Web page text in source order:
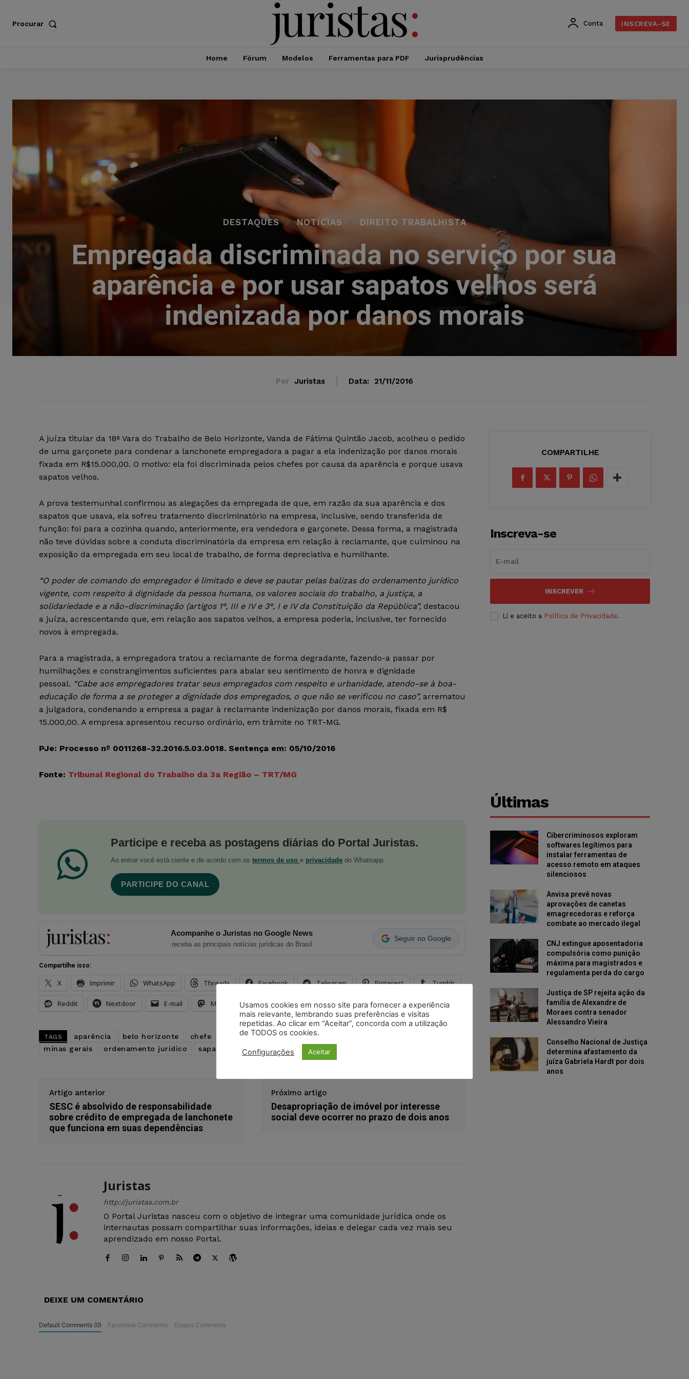
Procurar Conta INSCREVA-SE
Home Fórum Modelos Ferramentas para PDF Jurisprudências
DESTAQUES NOTÍCIAS DIREITO TRABALHISTA
Empregada discriminada no serviço por sua
aparência e por usar sapatos velhos será
indenizada por danos morais
Por Juristas Data: 21/11/2016
A juíza titular da 18ª Vara do Trabalho de Belo Horizonte, Vanda de Fátima Quintão Jacob, acolheu o pedido
de uma garçonete para condenar a lanchonete empregadora a pagar a ela indenização por danos morais
fixada em R$15.000,00. O motivo: ela foi discriminada pelos chefes por causa da aparência e porque usava
sapatos velhos.
A prova testemunhal confirmou as alegações da empregada de que, em razão da sua aparência e dos
sapatos que usava, ela sofreu tratamento discriminatório na empresa, inclusive, sendo transferida de
função: foi para a cozinha quando, anteriormente, era vendedora e garçonete. Dessa forma, a magistrada
não teve dúvidas sobre a conduta discriminatória da empresa em relação à reclamante, que culminou na
exposição da empregada em seu local de trabalho, de forma depreciativa e humilhante.
“O poder de comando do empregador é limitado e deve se pautar pelas balizas do ordenamento jurídico
vigente, com respeito à dignidade da pessoa humana, os valores sociais do trabalho, a justiça, a
solidariedade e a não-discriminação (artigos 1°, III e IV e 3°, I e IV da Constituição da República”, destacou
a juíza, acrescentando que, em relação aos sapatos velhos, a empresa poderia, inclusive, ter fornecido
novos à empregada.
Para a magistrada, a empregadora tratou a reclamante de forma degradante, fazendo-a passar por
humilhações e constrangimentos suficientes para abalar seu sentimento de honra e dignidade
pessoal. “Cabe aos empregadores tratar seus empregados com respeito e urbanidade, atendo-se à boa-
educação de forma a se proteger a dignidade dos empregados, o que não se verificou no caso”, arrematou
a julgadora, condenando a empresa a pagar à reclamante indenização por danos morais, fixada em R$
15.000,00. A empresa apresentou recurso ordinário, em trâmite no TRT-MG.
PJe: Processo nº 0011268-32.2016.5.03.0018. Sentença em: 05/10/2016
Fonte: Tribunal Regional do Trabalho da 3a Região – TRT/MG
Participe e receba as postagens diárias do Portal Juristas.
Ao entrar você está ciente e de acordo com os termos de uso e privacidade do Whatsapp.
PARTICIPE DO CANAL
Acompanhe o Juristas no Google News
receba as principais notícias jurídicas do Brasil
Seguir no Google
Compartilhe isso:
X Imprimir WhatsApp Threads Facebook Telegram Pinterest Tumblr
Reddit Nextdoor E-mail Mastodon LinkedIn
TAGS aparência belo horizonte chefe dano moral discriminação
minas gerais
ordenamento jurídico sapatos velhos
Artigo anterior
SESC é absolvido de responsabilidade
sobre crédito de empregada de lanchonete
que funciona em suas dependências
Próximo artigo
Desapropriação de imóvel por interesse
social deve ocorrer no prazo de dois anos
Juristas
http://juristas.com.br
O Portal Juristas nasceu com o objetivo de integrar uma comunidade jurídica onde os
internautas possam compartilhar suas informações, ideias e delegar cada vez mais seu
aprendizado em nosso Portal.
DEIXE UM COMENTÁRIO
Default Comments (0) Facebook Comments Disqus Comments
COMPARTILHE
Inscreva-se
INSCREVER
Li e aceito a Política de Privacidade.
Últimas
Cibercriminosos exploram
softwares legítimos para
instalar ferramentas de
acesso remoto em ataques
silenciosos
Anvisa prevê novas
aprovações de canetas
emagrecedoras e reforça
combate ao mercado ilegal
CNJ extingue aposentadoria
compulsória como punição
máxima para magistrados e
regulamenta perda do cargo
Justiça de SP rejeita ação da
família de Alexandre de
Moraes contra senador
Alessandro Vieira
Conselho Nacional de Justiça
determina afastamento da
juíza Gabriela Hardt por dois
anos
Usamos cookies em nosso site para fornecer a experiência
mais relevante, lembrando suas preferências e visitas
repetidas. Ao clicar em “Aceitar”, concorda com a utilização
de TODOS os cookies.
Configurações Aceitar